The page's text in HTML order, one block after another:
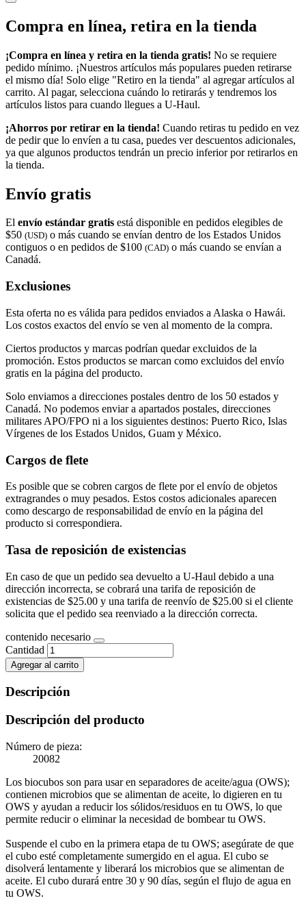
Compra en línea, retira en la tienda
¡Compra en línea y retira en la tienda gratis! No se requiere
pedido mínimo. ¡Nuestros artículos más populares pueden retirarse
el mismo día! Solo elige "Retiro en la tienda" al agregar artículos al
carrito. Al pagar, selecciona cuándo lo retirarás y tendremos los
artículos listos para cuando llegues a U-Haul.
¡Ahorros por retirar en la tienda! Cuando retiras tu pedido en vez
de pedir que lo envíen a tu casa, puedes ver descuentos adicionales,
ya que algunos productos tendrán un precio inferior por retirarlos en
la tienda.
Envío gratis
El envío estándar gratis está disponible en pedidos elegibles de
$50 (USD) o más cuando se envían dentro de los Estados Unidos
contiguos o en pedidos de $100 (CAD) o más cuando se envían a
Canadá.
Exclusiones
Esta oferta no es válida para pedidos enviados a Alaska o Hawái.
Los costos exactos del envío se ven al momento de la compra.
Ciertos productos y marcas podrían quedar excluidos de la
promoción. Estos productos se marcan como excluidos del envío
gratis en la página del producto.
Solo enviamos a direcciones postales dentro de los 50 estados y
Canadá. No podemos enviar a apartados postales, direcciones
militares APO/FPO ni a los siguientes destinos: Puerto Rico, Islas
Vírgenes de los Estados Unidos, Guam y México.
Cargos de flete
Es posible que se cobren cargos de flete por el envío de objetos
extragrandes o muy pesados. Estos costos adicionales aparecen
como descargo de responsabilidad de envío en la página del
producto si correspondiera.
Tasa de reposición de existencias
En caso de que un pedido sea devuelto a U-Haul debido a una
dirección incorrecta, se cobrará una tarifa de reposición de
existencias de $25.00 y una tarifa de reenvío de $25.00 si el cliente
solicita que el pedido sea reenviado a la dirección correcta.
contenido necesario
Cantidad
Agregar al carrito
Descripción
Descripción del producto
Número de pieza:
20082
Los biocubos son para usar en separadores de aceite/agua (OWS);
contienen microbios que se alimentan de aceite, lo digieren en tu
OWS y ayudan a reducir los sólidos/residuos en tu OWS, lo que
permite reducir o eliminar la necesidad de bombear tu OWS.
Suspende el cubo en la primera etapa de tu OWS; asegúrate de que
el cubo esté completamente sumergido en el agua. El cubo se
disolverá lentamente y liberará los microbios que se alimentan de
aceite. El cubo durará entre 30 y 90 días, según el flujo de agua en
tu OWS.